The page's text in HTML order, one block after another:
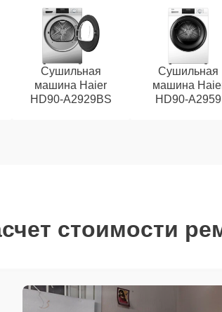
Сушильная
машина Haier
HD90-A2929BS
Сушильная
машина
HD90-A2959
стоимости